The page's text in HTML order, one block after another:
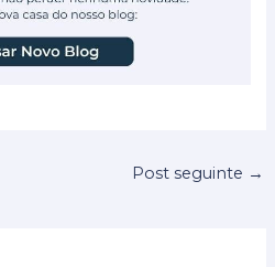
Post seguinte →